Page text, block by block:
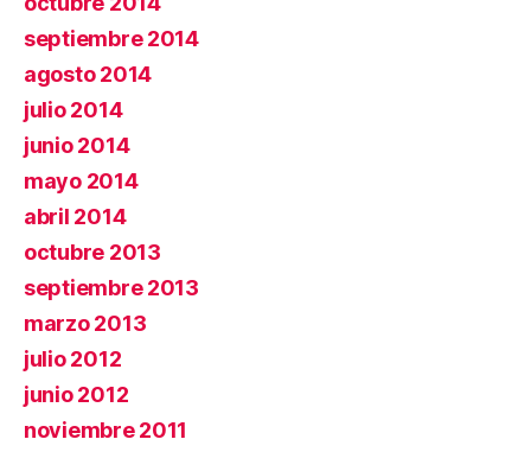
septiembre 2014
agosto 2014
julio 2014
junio 2014
mayo 2014
abril 2014
octubre 2013
septiembre 2013
marzo 2013
julio 2012
junio 2012
noviembre 2011